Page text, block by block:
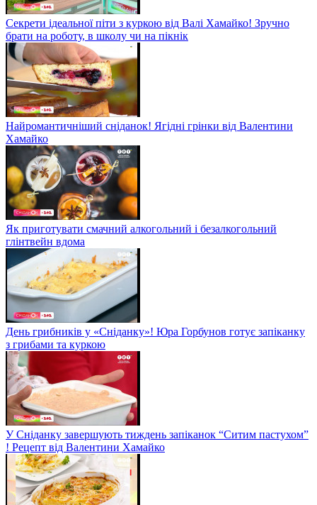
Секрети ідеальної піти з куркою від Валі Хамайко! Зручно
брати на роботу, в школу чи на пікнік
Найромантичніший сніданок! Ягідні грінки від Валентини
Хамайко
Як приготувати смачний алкогольний і безалкогольний
глінтвейн вдома
День грибників у «Сніданку»! Юра Горбунов готує запіканку
з грибами та куркою
У Сніданку завершують тиждень запіканок “Ситим пастухом”
! Рецепт від Валентини Хамайко